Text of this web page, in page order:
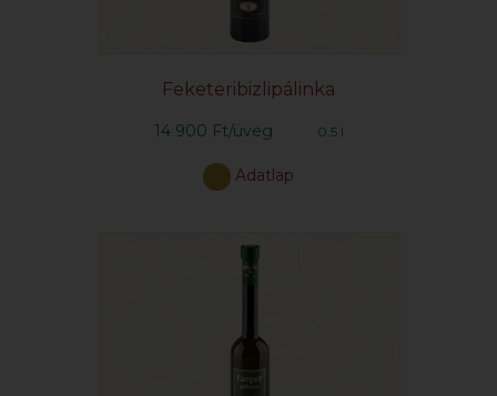
Feketeribizlipálinka
14 900 Ft/üveg 0.5 l
Adatlap